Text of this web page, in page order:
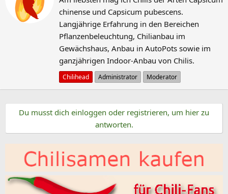
s
c
h
r
i
e
b
e
v
chinense und Capsicum pubescens.
Langjährige Erfahrung in den Bereichen
Pflanzenbeleuchtung, Chilianbau im
Gewächshaus, Anbau in AutoPots sowie im
ganzjährigen Indoor-Anbau von Chilis.
Chilihead Administrator Moderator
Du musst dich einloggen oder registrieren, um hier zu
antworten.